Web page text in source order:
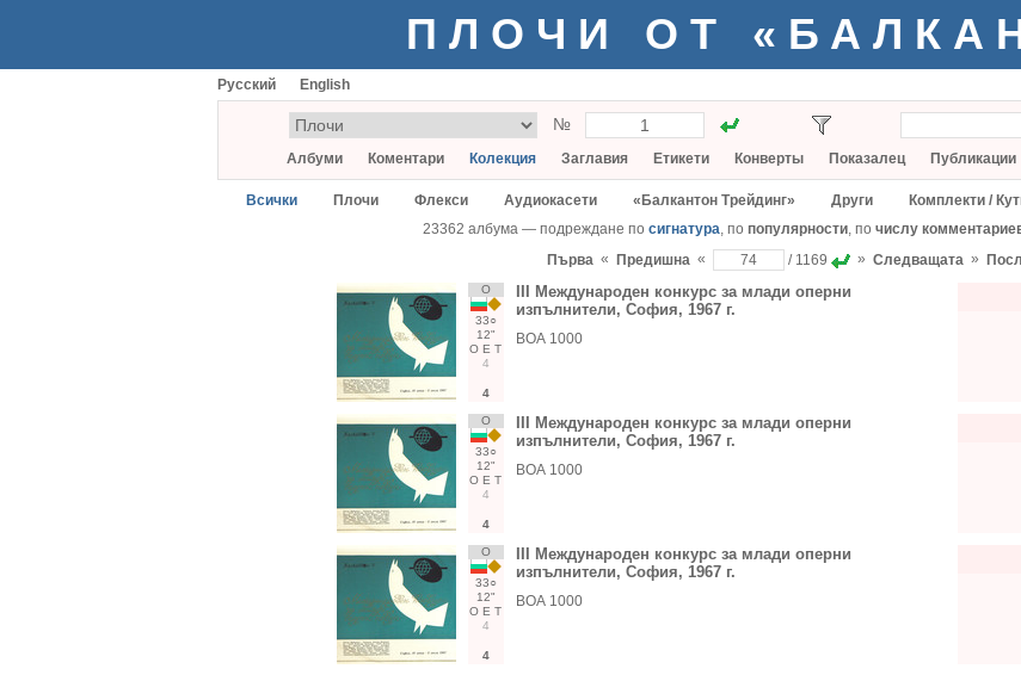
ПЛОЧИ ОТ
Русский English
№
Албуми Коментари Колекция Заглавия Етикети Конверты Показалец Публикации
Всички Плочи Флекси Аудиокасети «Балкантон Трейдинг» Други Комплекти /
23362 албума — подреждане по сигнатура, по популярности, по числу
Първа « Предишна « / 1169 » Следващата »
О
33○
12"
О Е Т
4
4
III Международен конкурс за млади оперни
изпълнители, София, 1967 г.
ВОА 1000
О
33○
12"
О Е Т
4
4
III Международен конкурс за млади оперни
изпълнители, София, 1967 г.
ВОА 1000
О
33○
12"
О Е Т
4
4
III Международен конкурс за млади оперни
изпълнители, София, 1967 г.
ВОА 1000